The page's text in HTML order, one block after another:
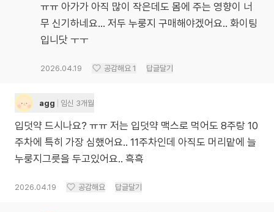
ㅠㅠ 아가가 아직 많이 작은데도 몸에 주는 영향이 너
무 신기하네요… 저두 누룽지 구매해야겠어요.. 화이팅
입니닷 ㅜㅜ
2026.04.19 공감해요 1 답글달기
agg 임신 3개월
입덧약 드시나요? ㅠㅠ 저는 입덧약 맥스로 먹어도 8주랑 10
주차에 특히 가장 심했어요.. 11주차인데 아직도 머리맡에 늘
누룽지그릇을 두고있어요.. 흑흑
2026.04.19 공감해요 답글달기